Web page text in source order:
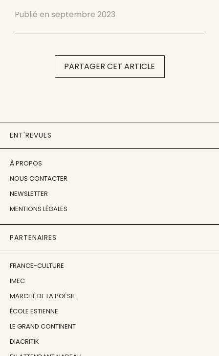
Publié en septembre 2023
PARTAGER CET ARTICLE
ENT'REVUES
À PROPOS
NOUS CONTACTER
NEWSLETTER
MENTIONS LÉGALES
PARTENAIRES
FRANCE-CULTURE
IMEC
MARCHÉ DE LA POÉSIE
ÉCOLE ESTIENNE
LE GRAND CONTINENT
DIACRITIK